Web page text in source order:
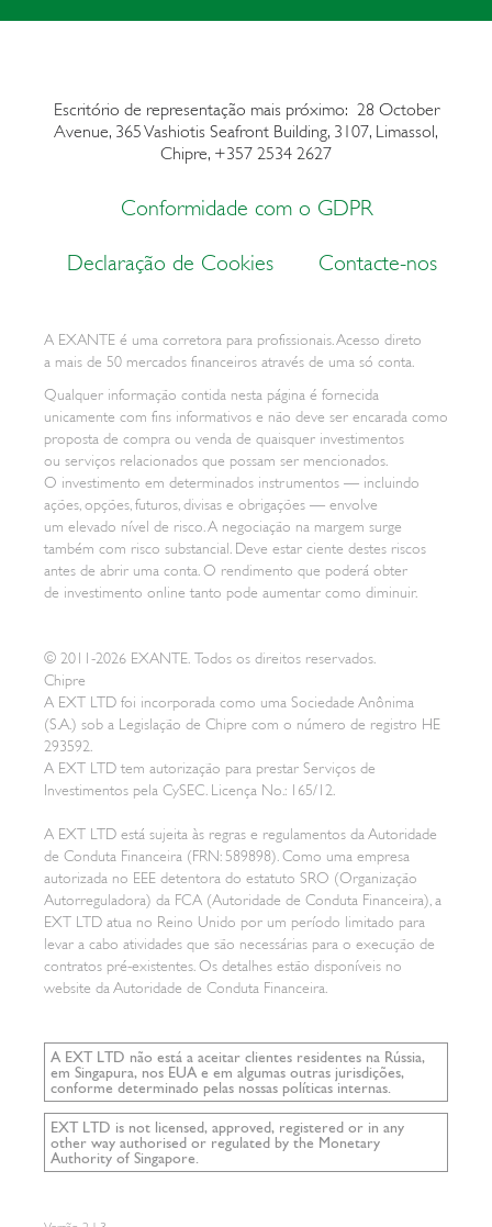
Conformidade com o GDPR
Declaração de Cookies
Contacte-nos
Escritório de representação mais próximo: 28 October
Avenue, 365Vashiotis Seafront Building, 3107, Limassol,
Chipre, +357 2534 2627
© 2011-2026 EXANTE. Todos os direitos reservados.
Chipre
A EXT LTD foi incorporada como uma Sociedade Anônima
(S.A.) sob a Legislação de Chipre com o número de registro HE
293592.
A EXT LTD tem autorização para prestar Serviços de
Investimentos pela CySEC. Licença No.: 165/12.
A EXT LTD está sujeita às regras e regulamentos da Autoridade
de Conduta Financeira (FRN: 589898). Como uma empresa
autorizada no EEE detentora do estatuto SRO (Organização
Autorreguladora) da FCA (Autoridade de Conduta Financeira), a
EXT LTD atua no Reino Unido por um período limitado para
levar a cabo atividades que são necessárias para o execução de
contratos pré-existentes. Os detalhes estão disponíveis no
website da Autoridade de Conduta Financeira.
A EXT LTD não está a aceitar clientes residentes na Rússia,
em Singapura, nos EUA e em algumas outras jurisdições,
conforme determinado pelas nossas políticas internas.
EXT LTD is not licensed, approved, registered or in any
other way authorised or regulated by the Monetary
Authority of Singapore.
A EXANTE é uma corretora para profissionais. Acesso direto
a mais de 50 mercados financeiros através de uma só conta.
Qualquer informação contida nesta página é fornecida
unicamente com fins informativos e não deve ser encarada como
proposta de compra ou venda de quaisquer investimentos
ou serviços relacionados que possam ser mencionados.
O investimento em determinados instrumentos — incluindo
ações, opções, futuros, divisas e obrigações — envolve
um elevado nível de risco. A negociação na margem surge
também com risco substancial. Deve estar ciente destes riscos
antes de abrir uma conta. O rendimento que poderá obter
de investimento online tanto pode aumentar como diminuir.